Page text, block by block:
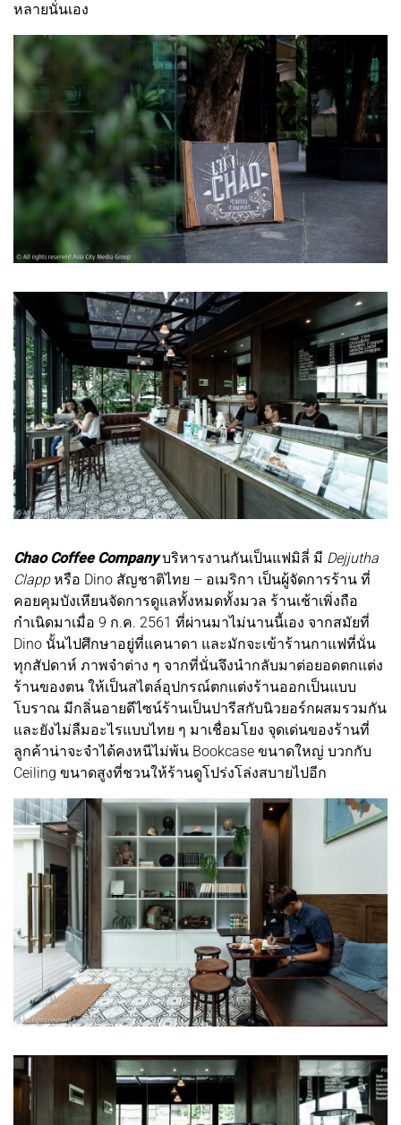
หลายนั่นเอง
Chao Coffee Companyบริหารงานกันเป็นแฟมิลี่ มี Dejjutha
Clappหรือ Dino สัญชาติไทย – อเมริกา เป็นผู้จัดการร้าน ที่
คอยคุมบังเหียนจัดการดูแลทั้งหมดทั้งมวล ร้านเช้าเพิ่งถือ
กำเนิดมาเมื่อ 9 ก.ค. 2561 ที่ผ่านมาไม่นานนี้เอง จากสมัยที่
Dino นั้นไปศึกษาอยู่ที่แคนาดา และมักจะเข้าร้านกาแฟที่นั่น
ทุกสัปดาห์ ภาพจำต่าง ๆ จากที่นั่นจึงนำกลับมาต่อยอดตกแต่ง
ร้านของตน ให้เป็นสไตล์อุปกรณ์ตกแต่งร้านออกเป็นแบบ
โบราณ มีกลิ่นอายดีไซน์ร้านเป็นปารีสกับนิวยอร์กผสมรวมกัน
และยังไม่ลืมอะไรแบบไทย ๆ มาเชื่อมโยง จุดเด่นของร้านที่
ลูกค้าน่าจะจำได้คงหนีไม่พ้น Bookcase ขนาดใหญ่ บวกกับ
Ceiling ขนาดสูงที่ชวนให้ร้านดูโปร่งโล่งสบายไปอีก